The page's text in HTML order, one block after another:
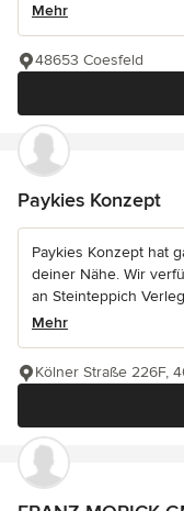
Mehr
48653 Coesfeld
Paykies Konzept
Paykies Konzept hat
deiner Nähe. Wir
an Steinteppich
Mehr
Kölner Straße 226F,